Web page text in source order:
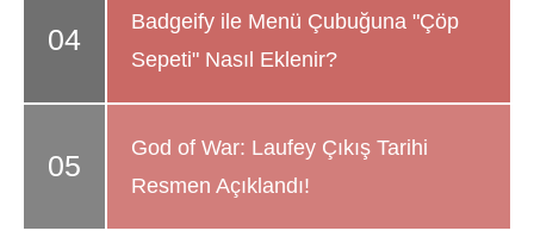
Badgeify ile Menü Çubuğuna "Çöp
Sepeti" Nasıl Eklenir?
God of War: Laufey Çıkış Tarihi
Resmen Açıklandı!